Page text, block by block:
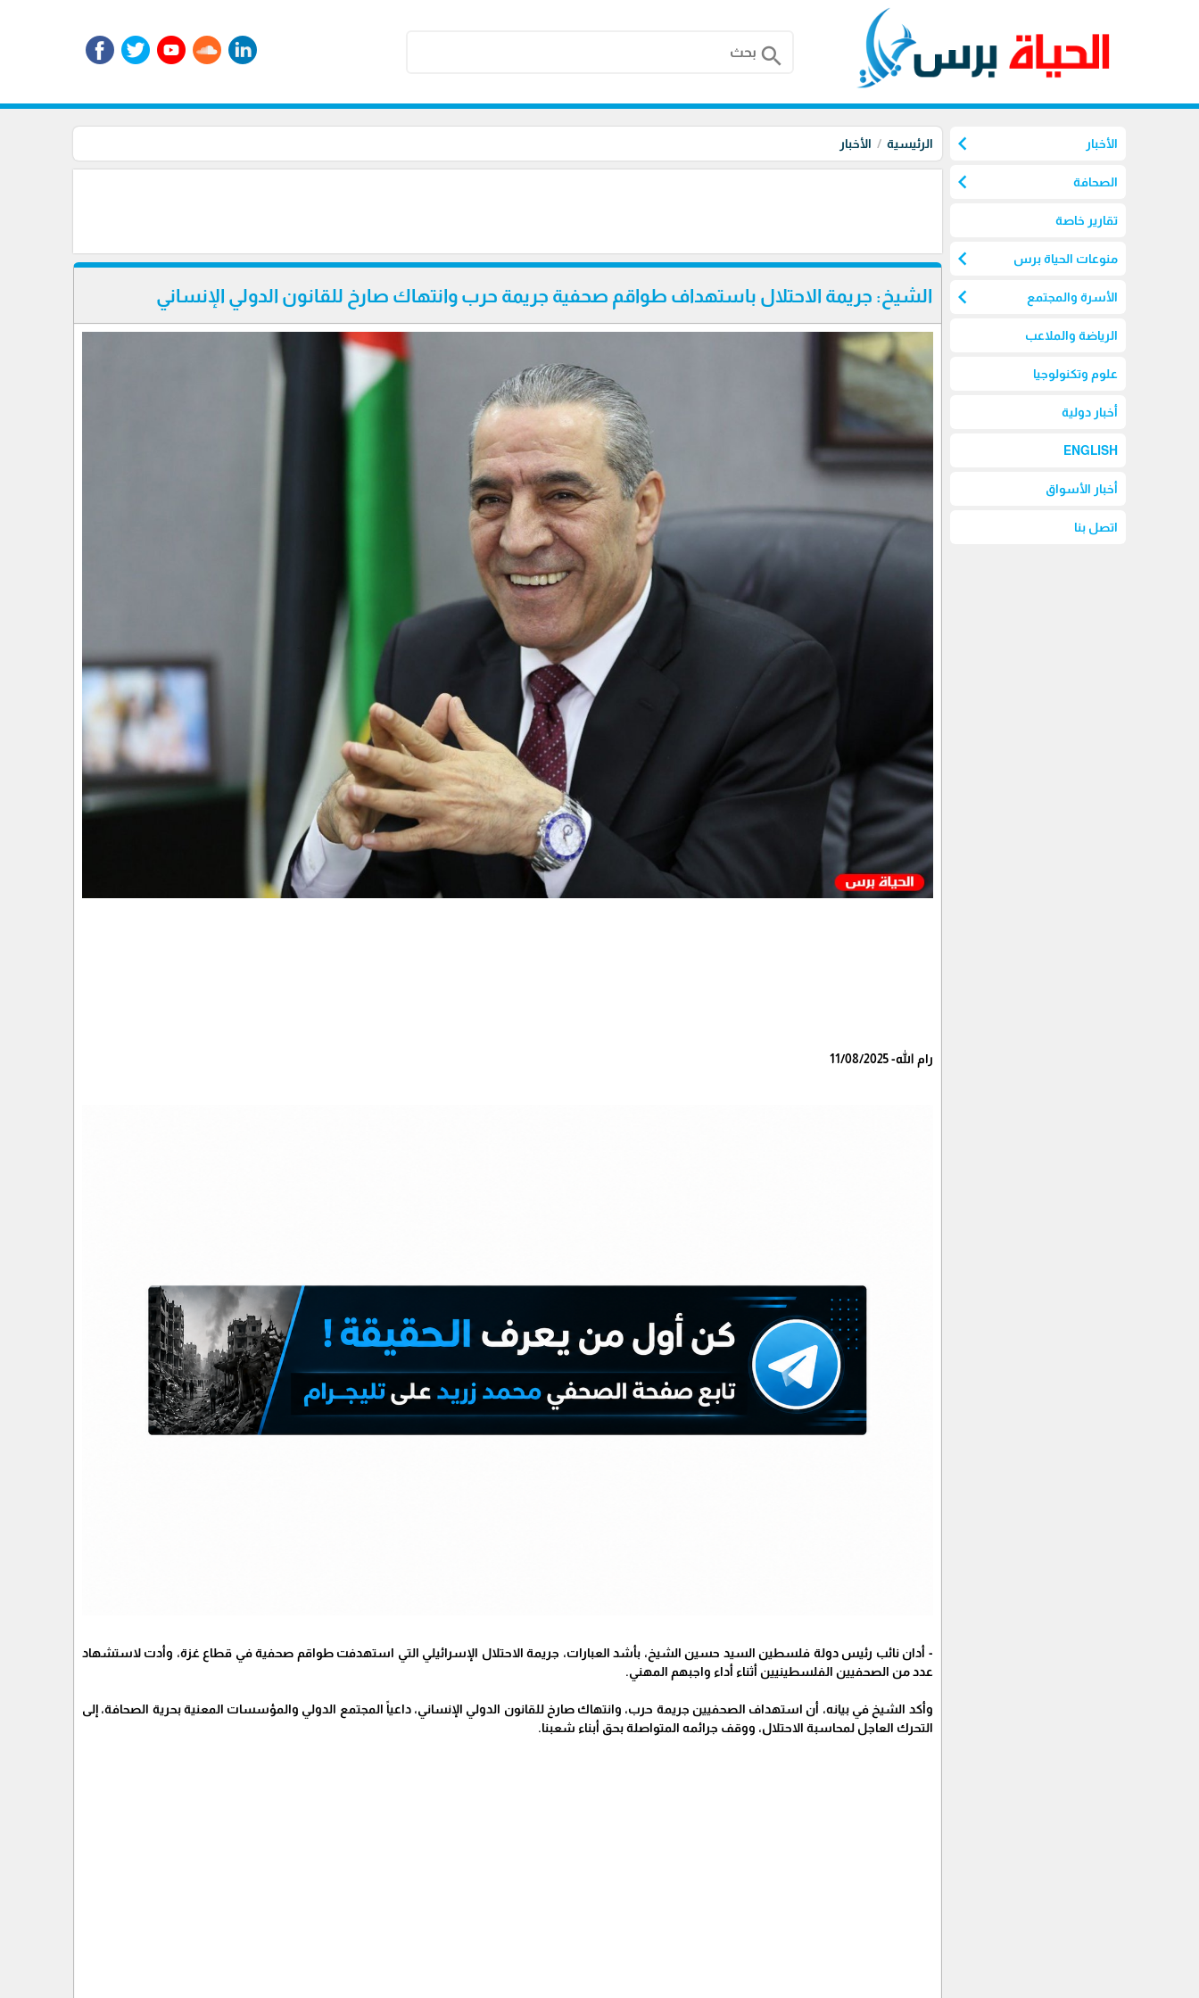
search
الأخبار chevron_left
الصحافة chevron_left
تقارير خاصة
منوعات الحياة برس chevron_left
الأسرة والمجتمع chevron_left
الرياضة والملاعب
علوم وتكنولوجيا
أخبار دولية
ENGLISH
أخبار الأسواق
اتصل بنا
الرئيسية الأخبار
الشيخ: جريمة الاحتلال باستهداف طواقم صحفية جريمة حرب وانتهاك صارخ للقانون الدولي الإنساني
رام الله- 11/08/2025
- أدان نائب رئيس دولة فلسطين السيد حسين الشيخ، بأشد العبارات، جريمة الاحتلال الإسرائيلي التي استهدفت طواقم صحفية في قطاع غزة، وأدت لاستشهاد
عدد من الصحفيين الفلسطينيين أثناء أداء واجبهم المهني.
وأكد الشيخ في بيانه، أن استهداف الصحفيين جريمة حرب، وانتهاك صارخ للقانون الدولي الإنساني، داعياً المجتمع الدولي والمؤسسات المعنية بحرية الصحافة، إلى
التحرك العاجل لمحاسبة الاحتلال، ووقف جرائمه المتواصلة بحق أبناء شعبنا.